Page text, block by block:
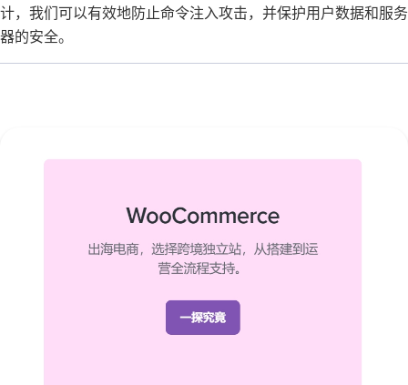
计，我们可以有效地防止命令注入攻击，并保护用户数据和服务
器的安全。